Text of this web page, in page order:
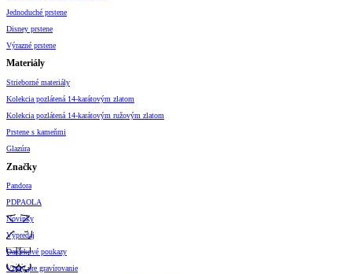
Jednoduché prstene
Disney prstene
Výrazné prstene
Materiály
Strieborné materiály
Kolekcia pozlátená 14-karátovým zlatom
Kolekcia pozlátená 14-karátovým ružovým zlatom
Prstene s kameňmi
Glazúra
Značky
Pandora
PDPAOLA
Novinky
Výpredaj
Darčekové poukazy
Vzory pre gravírovanie